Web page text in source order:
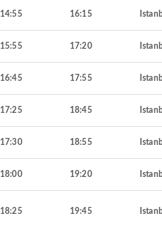
14:55 16:15
15:55 17:20
16:45 17:55
17:25 18:45
17:30 18:55
18:00 19:20
18:25 19:45